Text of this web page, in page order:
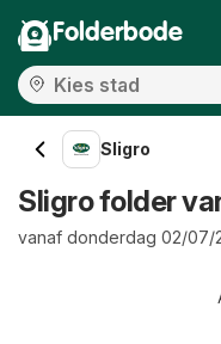
Folderbode
Sligro
Sligro folder
vanaf donderdag 02/07/